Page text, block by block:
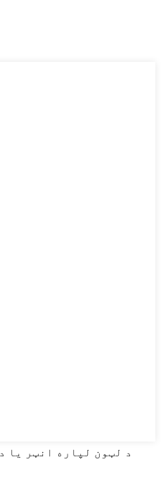
د لټون لپاره انټر یا د